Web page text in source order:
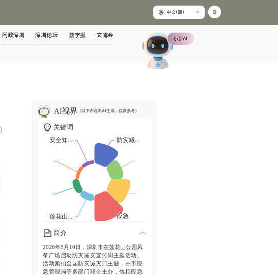
中文(简)
问政深圳 深圳论坛 数字报 文博会 小新AI
AI视界 （以下内容由AI生成，仅供参考）
关键词
简介
2026年5月10日，深圳市在莲花山公园风
筝广场启动防灾减灾宣传周主题活动。
活动紧扣全国防灾减灾日主题，由市应
急管理局等多部门联合主办，包括应急